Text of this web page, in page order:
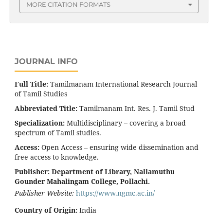
MORE CITATION FORMATS
JOURNAL INFO
Full Title: Tamilmanam International Research Journal
of Tamil Studies
Abbreviated Title: Tamilmanam Int. Res. J. Tamil Stud
Specialization: Multidisciplinary – covering a broad
spectrum of Tamil studies.
Access: Open Access – ensuring wide dissemination and
free access to knowledge.
Publisher: Department of Library, Nallamuthu
Gounder Mahalingam College, Pollachi.
Publisher Website: https://www.ngmc.ac.in/
Country of Origin: India